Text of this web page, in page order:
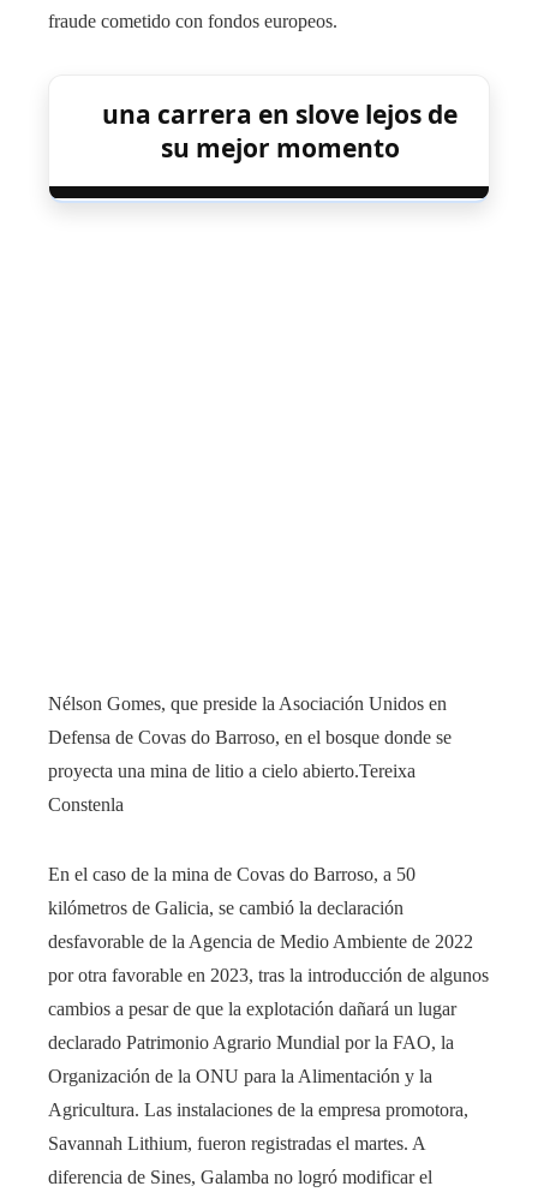
fraude cometido con fondos europeos.
una carrera en slove lejos de
su mejor momento
Nélson Gomes, que preside la Asociación Unidos en
Defensa de Covas do Barroso, en el bosque donde se
proyecta una mina de litio a cielo abierto.Tereixa
Constenla
En el caso de la mina de Covas do Barroso, a 50
kilómetros de Galicia, se cambió la declaración
desfavorable de la Agencia de Medio Ambiente de 2022
por otra favorable en 2023, tras la introducción de algunos
cambios a pesar de que la explotación dañará un lugar
declarado Patrimonio Agrario Mundial por la FAO, la
Organización de la ONU para la Alimentación y la
Agricultura. Las instalaciones de la empresa promotora,
Savannah Lithium, fueron registradas el martes. A
diferencia de Sines, Galamba no logró modificar el